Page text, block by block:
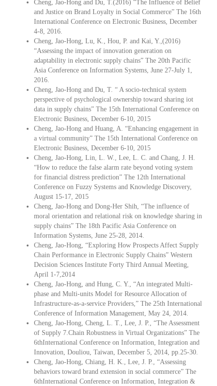
Cheng, Jao-Hong and Du, T.(2016) “The Influence of Belief
and Justice on Brand Loyalty in Social Commerce” The 16th
International Conference on Electronic Business, December
4-8, 2016.
Cheng, Jao-Hong, Lu, K., Hou, P. and Kai, Y.,(2016)
“Assessing the impact of innovation generation on
adaptability in electronic supply chains” The 20th Pacific
Asia Conference on Information Systems, June 27-July 1,
2016.
Cheng, Jao-Hong and Du, T. “ A socio-technical system
perspective of psychological ownership toward sharing iot
data in supply chains” The 15th International Conference on
Electronic Business, December 6-10, 2015
Cheng, Jao-Hong and Huang, A. “Enhancing engagement in
a virtual community” The 15th International Conference on
Electronic Business, December 6-10, 2015
Cheng, Jao-Hong, Lin, L. W., Lee, L. C. and Chang, J. H.
“How to reduce the false alarm rate beyond voting system
for financial distress prediction” The 12th International
Conference on Fuzzy Systems and Knowledge Discovery,
August 15-17, 2015
Cheng, Jao-Hong and Dong-Her Shih, “The influence of
moral orientation and relational risk on knowledge sharing in
supply chains” The 18th Pacific Asia Conference on
Information Systems, June 25-28, 2014.
Cheng, Jao-Hong, “Exploring How Prospects Affect Supply
Chain Performance in Electronic Supply Chains” Western
Decision Sciences Institute Forty Third Annual Meeting,
April 1-7,2014
Cheng, Jao-Hong, and Hung, C. Y., “An integrated Multi-
phase and Multi-units Model for Resource Allocation of
Infrastructure-as-a-service Providers,” The 25th International
Conference of Information Management, May 24, 2014.
Cheng, Jao-Hong, Cheng, L. T., Lee, J. P., “The Assessment
of Supply 7.Chain Robustness in Virtual Organizations” The
6thInternational Conference on Information, Integration and
Innovation, Douliou, Taiwan, December 5, 2014, pp.25-30.
Cheng, Jao-Hong, Chiang, H. K., Lee, J. P., “Assessing
behaviors toward brand extension in social commerce” The
6thInternational Conference on Information, Integration &